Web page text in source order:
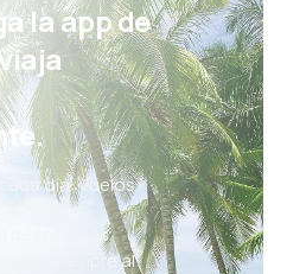
la app de
día: vuelos,
de reservas
siempre al